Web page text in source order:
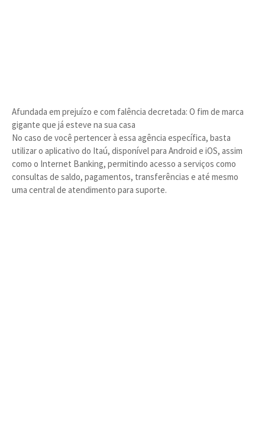
Afundada em prejuízo e com falência decretada: O fim de marca
gigante que já esteve na sua casa
No caso de você pertencer à essa agência específica, basta
utilizar o aplicativo do Itaú, disponível para Android e iOS, assim
como o Internet Banking, permitindo acesso a serviços como
consultas de saldo, pagamentos, transferências e até mesmo
uma central de atendimento para suporte.